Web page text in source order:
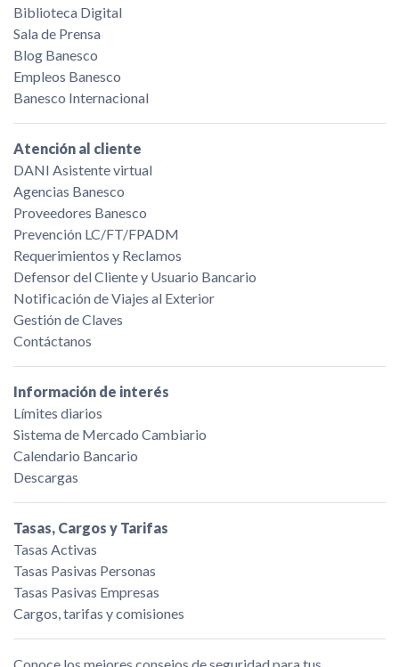
Biblioteca Digital
Sala de Prensa
Blog Banesco
Empleos Banesco
Banesco Internacional
Atención al cliente
DANI Asistente virtual
Agencias Banesco
Proveedores Banesco
Prevención LC/FT/FPADM
Requerimientos y Reclamos
Defensor del Cliente y Usuario Bancario
Notificación de Viajes al Exterior
Gestión de Claves
Contáctanos
Información de interés
Límites diarios
Sistema de Mercado Cambiario
Calendario Bancario
Descargas
Tasas, Cargos y Tarifas
Tasas Activas
Tasas Pasivas Personas
Tasas Pasivas Empresas
Cargos, tarifas y comisiones